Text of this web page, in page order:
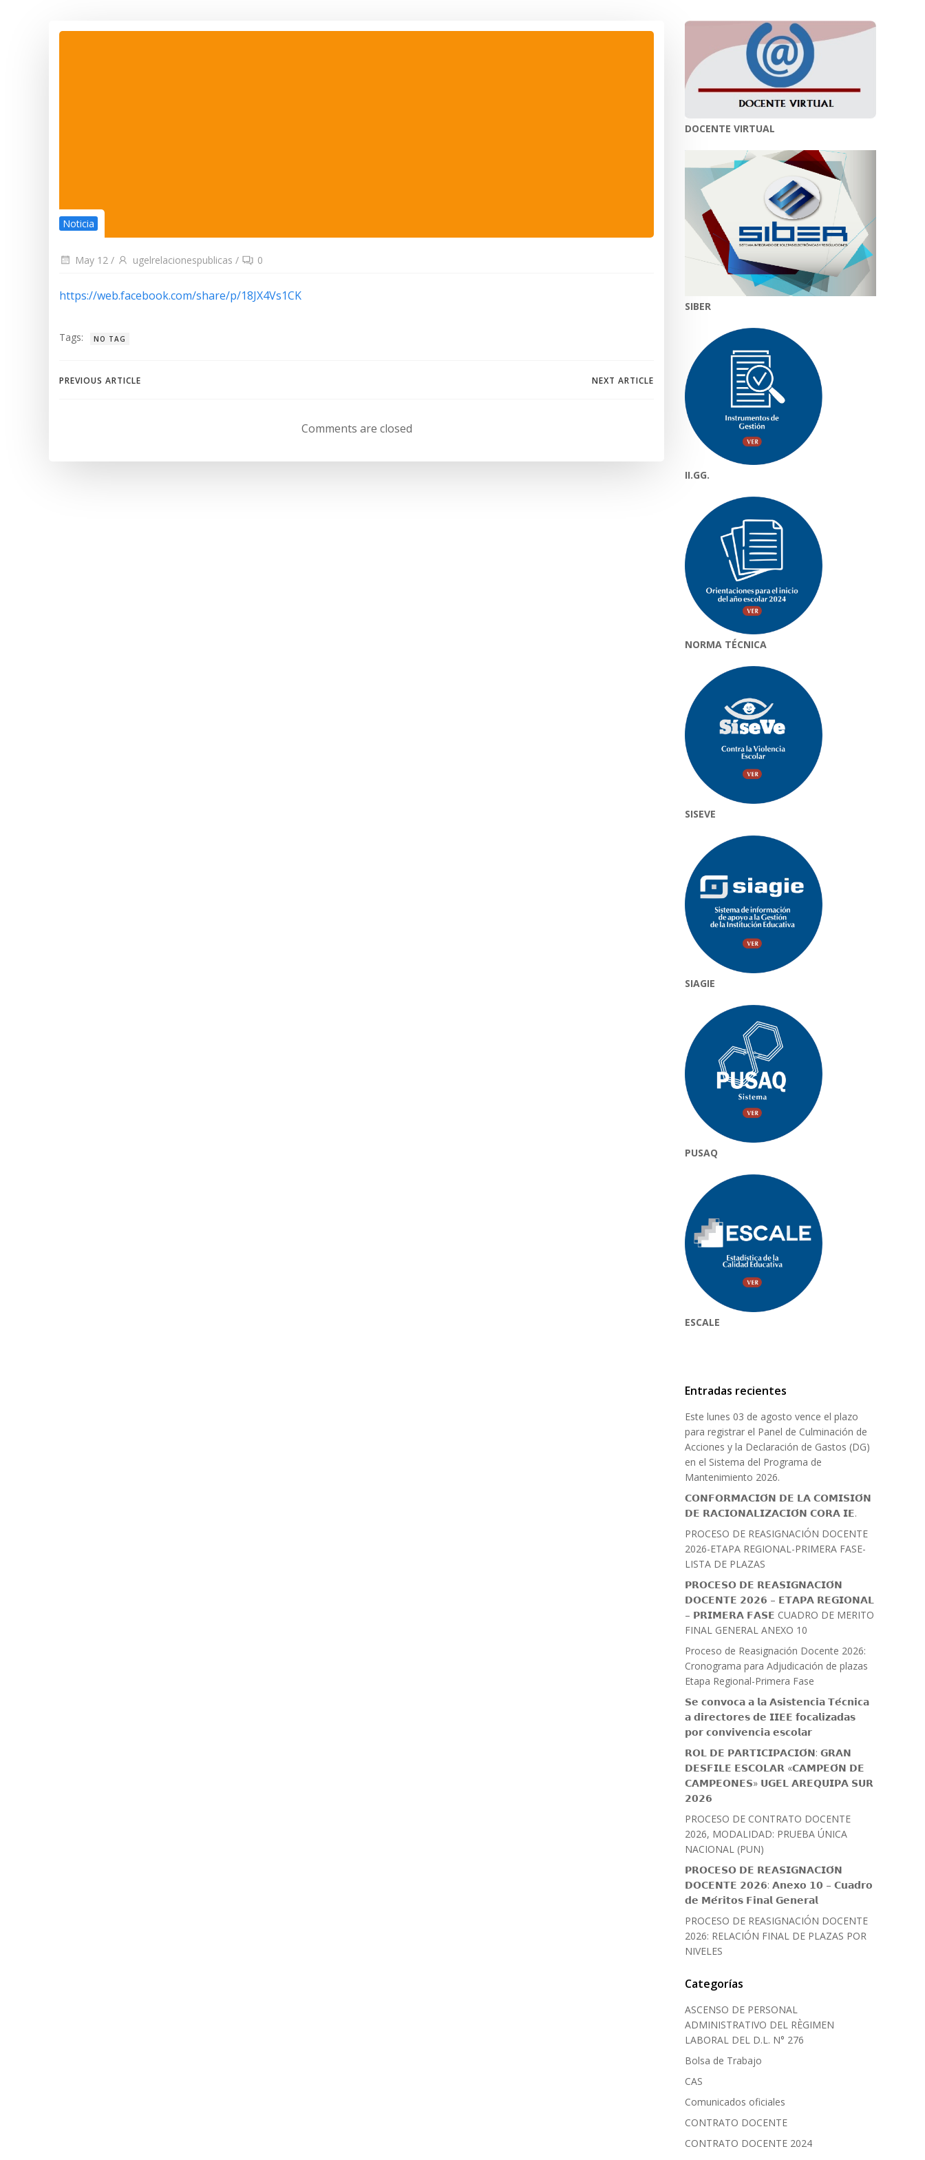
Noticia
May 12 / ugelrelacionespublicas / 0
https://web.facebook.com/share/p/18JX4Vs1CK
Tags: NO TAG
Navegación
entradas
PREVIOUS ARTICLE
de
entradas
NEXT ARTICLE
Comments are closed
DOCENTE VIRTUAL
SIBER
II.GG.
NORMA TÉCNICA
SISEVE
SIAGIE
PUSAQ
ESCALE
Entradas recientes
Este lunes 03 de agosto vence el plazo
para registrar el Panel de Culminación de
Acciones y la Declaración de Gastos (DG)
en el Sistema del Programa de
Mantenimiento 2026.
𝗖𝗢𝗡𝗙𝗢𝗥𝗠𝗔𝗖𝗜𝗢́𝗡 𝗗𝗘 𝗟𝗔 𝗖𝗢𝗠𝗜𝗦𝗜𝗢́𝗡
𝗗𝗘 𝗥𝗔𝗖𝗜𝗢𝗡𝗔𝗟𝗜𝗭𝗔𝗖𝗜𝗢́𝗡 𝗖𝗢𝗥𝗔 𝗜𝗘.
PROCESO DE REASIGNACIÓN DOCENTE
2026-ETAPA REGIONAL-PRIMERA FASE-
LISTA DE PLAZAS
𝗣𝗥𝗢𝗖𝗘𝗦𝗢 𝗗𝗘 𝗥𝗘𝗔𝗦𝗜𝗚𝗡𝗔𝗖𝗜𝗢́𝗡
𝗗𝗢𝗖𝗘𝗡𝗧𝗘 𝟮𝟬𝟮𝟲 – 𝗘𝗧𝗔𝗣𝗔 𝗥𝗘𝗚𝗜𝗢𝗡𝗔𝗟
– 𝗣𝗥𝗜𝗠𝗘𝗥𝗔 𝗙𝗔𝗦𝗘 CUADRO DE MERITO
FINAL GENERAL ANEXO 10
Proceso de Reasignación Docente 2026:
Cronograma para Adjudicación de plazas
Etapa Regional-Primera Fase
𝗦𝗲 𝗰𝗼𝗻𝘃𝗼𝗰𝗮 𝗮 𝗹𝗮 𝗔𝘀𝗶𝘀𝘁𝗲𝗻𝗰𝗶𝗮 𝗧𝗲́𝗰𝗻𝗶𝗰𝗮
𝗮 𝗱𝗶𝗿𝗲𝗰𝘁𝗼𝗿𝗲𝘀 𝗱𝗲 𝗜𝗜𝗘𝗘 𝗳𝗼𝗰𝗮𝗹𝗶𝘇𝗮𝗱𝗮𝘀
𝗽𝗼𝗿 𝗰𝗼𝗻𝘃𝗶𝘃𝗲𝗻𝗰𝗶𝗮 𝗲𝘀𝗰𝗼𝗹𝗮𝗿
𝗥𝗢𝗟 𝗗𝗘 𝗣𝗔𝗥𝗧𝗜𝗖𝗜𝗣𝗔𝗖𝗜𝗢́𝗡: 𝗚𝗥𝗔𝗡
𝗗𝗘𝗦𝗙𝗜𝗟𝗘 𝗘𝗦𝗖𝗢𝗟𝗔𝗥 «𝗖𝗔𝗠𝗣𝗘𝗢́𝗡 𝗗𝗘
𝗖𝗔𝗠𝗣𝗘𝗢𝗡𝗘𝗦» 𝗨𝗚𝗘𝗟 𝗔𝗥𝗘𝗤𝗨𝗜𝗣𝗔 𝗦𝗨𝗥
𝟮𝟬𝟮𝟲
PROCESO DE CONTRATO DOCENTE
2026, MODALIDAD: PRUEBA ÚNICA
NACIONAL (PUN)
𝗣𝗥𝗢𝗖𝗘𝗦𝗢 𝗗𝗘 𝗥𝗘𝗔𝗦𝗜𝗚𝗡𝗔𝗖𝗜𝗢́𝗡
𝗗𝗢𝗖𝗘𝗡𝗧𝗘 𝟮𝟬𝟮𝟲: 𝗔𝗻𝗲𝘅𝗼 𝟭𝟬 – 𝗖𝘂𝗮𝗱𝗿𝗼
𝗱𝗲 𝗠𝗲́𝗿𝗶𝘁𝗼𝘀 𝗙𝗶𝗻𝗮𝗹 𝗚𝗲𝗻𝗲𝗿𝗮𝗹
PROCESO DE REASIGNACIÓN DOCENTE
2026: RELACIÓN FINAL DE PLAZAS POR
NIVELES
Categorías
ASCENSO DE PERSONAL
ADMINISTRATIVO DEL RÈGIMEN
LABORAL DEL D.L. N° 276
Bolsa de Trabajo
CAS
Comunicados oficiales
CONTRATO DOCENTE
CONTRATO DOCENTE 2024